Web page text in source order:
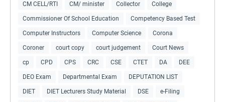
CM CELL/RTI CM/ minister Collector College
Commissioner Of School Education Competency Based Test
Computer Instructors Computer Science Corona
Coroner court copy court judgement Court News
cp CPD CPS CRC CSE CTET DA DEE
DEO Exam Departmental Exam DEPUTATION LIST
DIET DIET Lecturers Study Material DSE e-Filing